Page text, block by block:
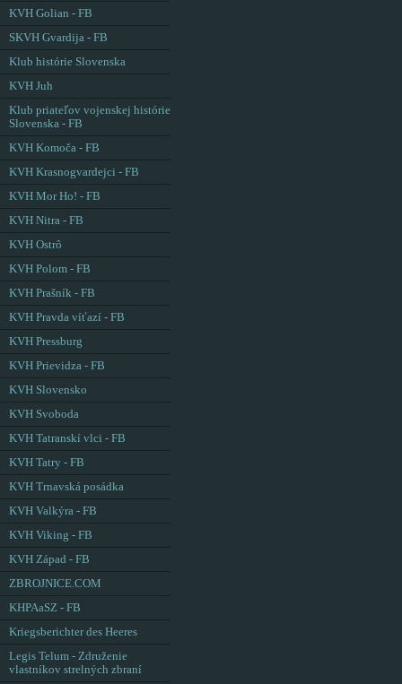
KVH Golian - FB
SKVH Gvardija - FB
Klub histórie Slovenska
KVH Juh
Klub priateľov vojenskej histórie
Slovenska - FB
KVH Komoča - FB
KVH Krasnogvardejci - FB
KVH Mor Ho! - FB
KVH Nitra - FB
KVH Ostrô
KVH Polom - FB
KVH Prašník - FB
KVH Pravda víťazí - FB
KVH Pressburg
KVH Prievidza - FB
KVH Slovensko
KVH Svoboda
KVH Tatranskí vlci - FB
KVH Tatry - FB
KVH Trnavská posádka
KVH Valkýra - FB
KVH Viking - FB
KVH Západ - FB
ZBROJNICE.COM
KHPAaSZ - FB
Kriegsberichter des Heeres
Legis Telum - Združenie
vlastníkov strelných zbraní